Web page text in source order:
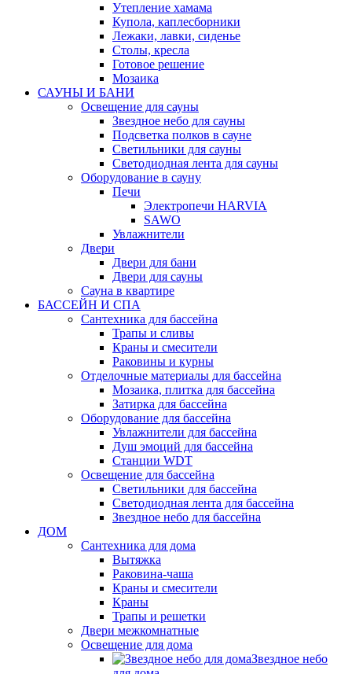
Утепление хамама
Купола, каплесборники
Лежаки, лавки, сиденье
Столы, кресла
Готовое решение
Мозаика
САУНЫ И БАНИ
Освещение для сауны
Звездное небо для сауны
Подсветка полков в сауне
Светильники для сауны
Светодиодная лента для сауны
Оборудование в сауну
Печи
Электропечи HARVIA
SAWO
Увлажнители
Двери
Двери для бани
Двери для сауны
Сауна в квартире
БАССЕЙН И СПА
Сантехника для бассейна
Трапы и сливы
Краны и смесители
Раковины и курны
Отделочные материалы для бассейна
Мозаика, плитка для бассейна
Затирка для бассейна
Оборудование для бассейна
Увлажнители для бассейна
Душ эмоций для бассейна
Станции WDT
Освещение для бассейна
Светильники для бассейна
Светодиодная лента для бассейна
Звездное небо для бассейна
ДОМ
Сантехника для дома
Вытяжка
Раковина-чаша
Краны и смесители
Краны
Трапы и решетки
Двери межкомнатные
Освещение для дома
Звездное небо